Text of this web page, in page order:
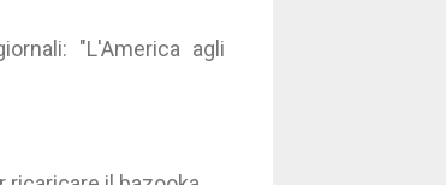
"L'America agli